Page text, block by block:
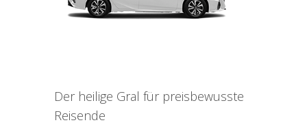
Der heilige Gral für preisbewusste
Reisende